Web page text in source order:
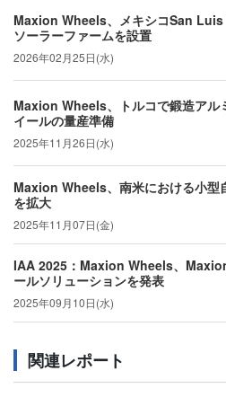
Maxion Wheels、メキシコSan
ソーラーファームを設置
2026年02月25日(水)
Maxion Wheels、トルコで鍛造アル
イールの量産準備
2025年11月26日(水)
Maxion Wheels、南米における小型
を拡大
2025年11月07日(金)
IAA 2025：Maxion Wheels、
ールソリューションを発表
2025年09月10日(水)
関連レポート